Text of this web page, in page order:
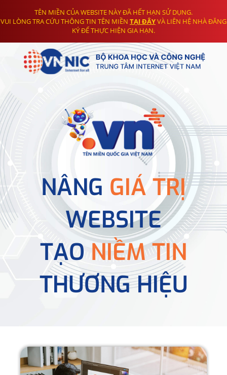
TÊN MIỀN CỦA WEBSITE NÀY ĐÃ HẾT HẠN SỬ DỤNG.
VUI LÒNG TRA CỨU THÔNG TIN TÊN MIỀN TẠI ĐÂYVÀ LIÊN HỆ NHÀ ĐĂNG
KÝ ĐỂ THỰC HIỆN GIA HẠN.
NÂNG GIÁ TRỊ
WEBSITE
TẠONIỀM TIN
THƯƠNG HIỆU